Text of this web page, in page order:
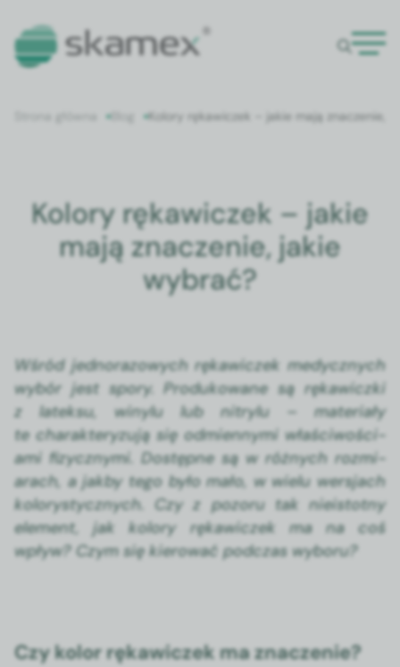
Blog Kolory rękawiczek – jakie mają znaczenie,
Kolory rękawiczek – jakie
mają znaczenie, jakie
wybrać?
Wśród jed­no­ra­zowych rękaw­iczek medy­cznych
wybór jest spory. Pro­dukowane są rękaw­icz­ki
z latek­su, winy­lu lub nit­ry­lu – mate­ri­ały
te charak­teryzu­ją się odmi­en­ny­mi właś­ci­woś­ci­
a­mi fizy­czny­mi. Dostęp­ne są w różnych rozmi­
arach, a jak­by tego było mało, w wielu wer­s­jach
kolorysty­cznych. Czy z pozoru tak nieis­tot­ny
ele­ment, jak kolory rękaw­iczek ma na coś
wpływ? Czym się kierować pod­czas wyboru?
Czy kolor rękawiczek ma znaczenie?